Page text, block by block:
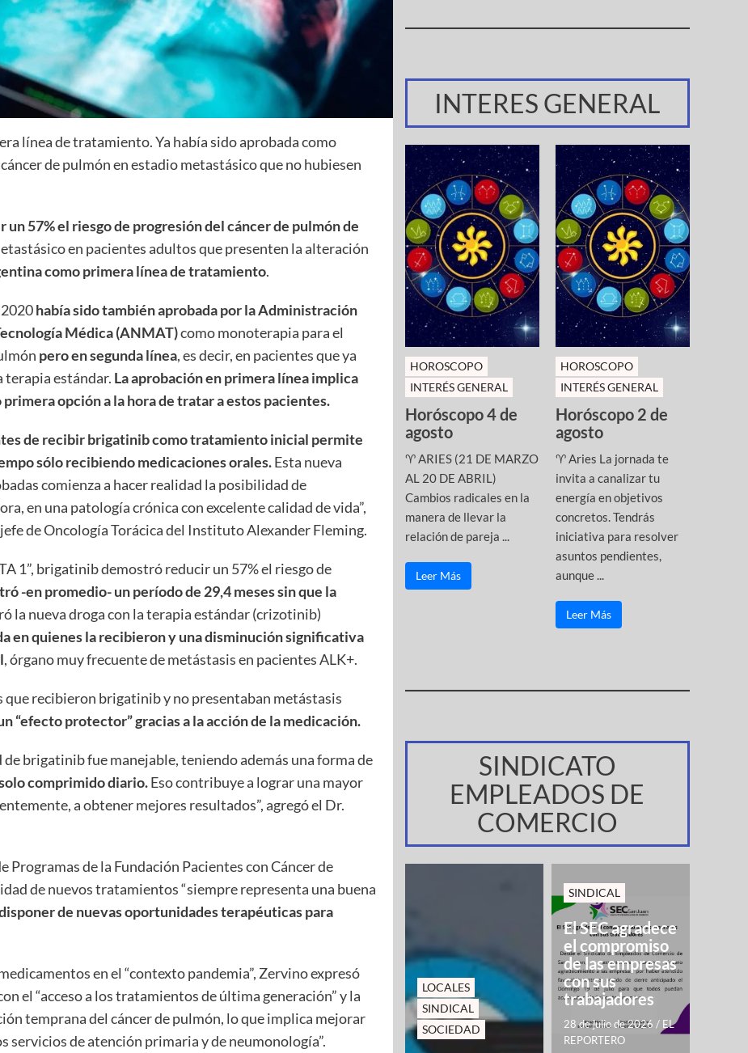
línea de tratamiento. Ya había sido aprobada como
de pulmón en estadio metastásico que no hubiesen
57% el riesgo de progresión del cáncer de pulmón de
en pacientes adultos que presenten la alteración
como primera línea de tratamiento.
había sido también aprobada por la Administración
Médica (ANMAT)como monoterapia para el
pero en segunda línea, es decir, en pacientes que ya
estándar. La aprobación en primera línea implica
opción a la hora de tratar a estos pacientes.
de recibir brigatinib como tratamiento inicial permite
sólo recibiendo medicaciones orales.Esta nueva
comienza a hacer realidad la posibilidad de
en una patología crónica con excelente calidad de vida”,
de Oncología Torácica del Instituto Alexander Fleming.
1”, brigatinib demostró reducir un 57% el riesgo de
-en promedio- un período de 29,4 meses sin que la
la nueva droga con la terapia estándar (crizotinib)
en quienes la recibieron y una disminución significativa
, órgano muy frecuente de metástasis en pacientes ALK+.
que recibieron brigatinib y no presentaban metástasis
“efecto protector” gracias a la acción de la medicación.
brigatinib fue manejable, teniendo además una forma de
comprimido diario.Eso contribuye a lograr una mayor
a obtener mejores resultados”, agregó el Dr.
de la Fundación Pacientes con Cáncer de
de nuevos tratamientos “siempre representa una buena
de nuevas oportunidades terapéuticas para
en el “contexto pandemia”, Zervino expresó
el “acceso a los tratamientos de última generación” y la
temprana del cáncer de pulmón, lo que implica mejorar
servicios de atención primaria y de neumonología”.
INTERES GENERAL
HOROSCOPO
INTERÉS GENERAL
Horóscopo 4 de
agosto
♈ ARIES (21 DE MARZO
AL 20 DE ABRIL)
Cambios radicales en la
manera de llevar la
relación de pareja ...
Leer Más
HOROSCOPO
INTERÉS GENERAL
Horóscopo 2 de
agosto
♈ Aries La jornada te
invita a canalizar tu
energía en objetivos
concretos. Tendrás
iniciativa para resolver
asuntos pendientes,
aunque ...
Leer Más
SINDICATO
EMPLEADOS DE
COMERCIO
LOCALES
SINDICAL
SOCIEDAD
SINDICAL
El SEC agradece
el compromiso
de las empresas
con sus
trabajadores
28 de julio de 2026 / EL
REPORTERO